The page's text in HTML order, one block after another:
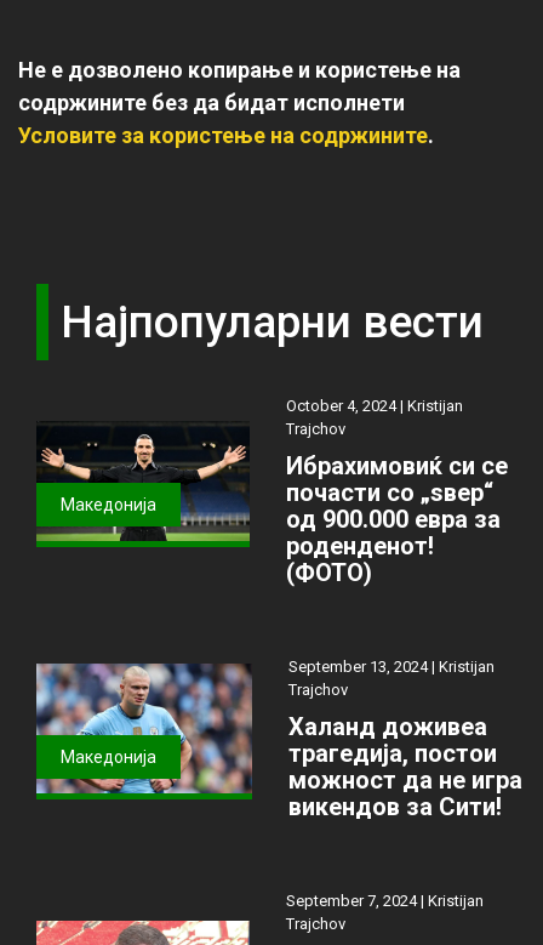
Не е дозволено копирање и користење на
содржините без да бидат исполнети
Условите за користење на содржините.
Најпопуларни вести
Македонија
October 4, 2024 | Kristijan
Trajchov
Ибрахимовиќ си се
почасти со „ѕвер“
од 900.000 евра за
роденденот!
(ФОТО)
Македонија
September 13, 2024 | Kristijan
Trajchov
Халанд доживеа
трагедија, постои
можност да не игра
викендов за Сити!
September 7, 2024 |Kristijan
Trajchov